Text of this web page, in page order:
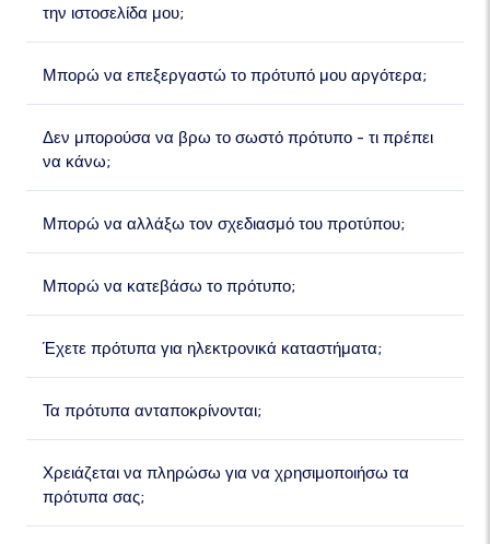
την ιστοσελίδα μου;
Μπορώ να επεξεργαστώ το πρότυπό μου αργότερα;
Δεν μπορούσα να βρω το σωστό πρότυπο - τι πρέπει
να κάνω;
Μπορώ να αλλάξω τον σχεδιασμό του προτύπου;
Μπορώ να κατεβάσω το πρότυπο;
Έχετε πρότυπα για ηλεκτρονικά καταστήματα;
Τα πρότυπα ανταποκρίνονται;
Χρειάζεται να πληρώσω για να χρησιμοποιήσω τα
πρότυπα σας;